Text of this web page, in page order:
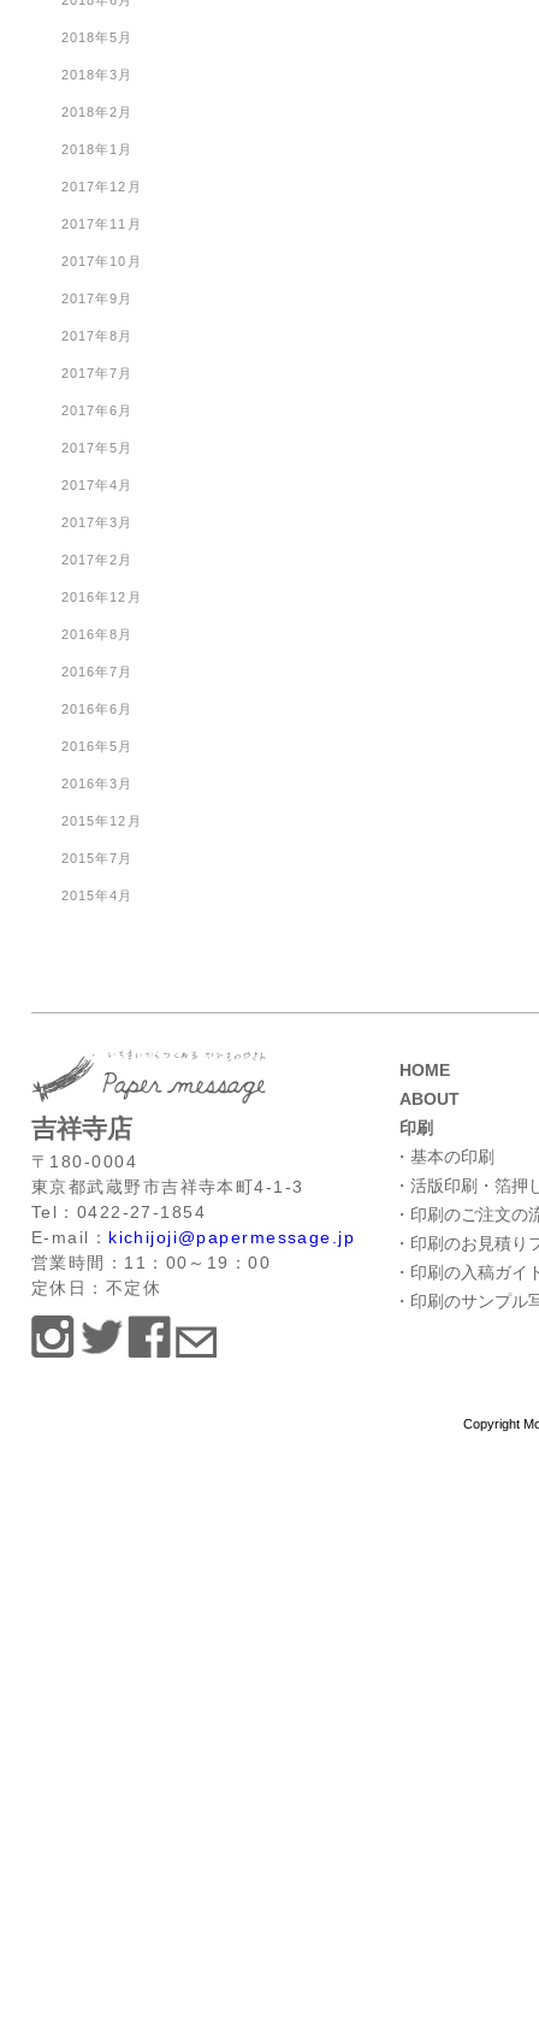
2018年5月
2018年3月
2018年2月
2018年1月
2017年12月
2017年11月
2017年10月
2017年9月
2017年8月
2017年7月
2017年6月
2017年5月
2017年4月
2017年3月
2017年2月
2016年12月
2016年8月
2016年7月
2016年6月
2016年5月
2016年3月
2015年12月
2015年7月
2015年4月
吉祥寺店
〒180-0004
東京都武蔵野市吉祥寺本町4-1-3
Tel：0422-27-1854
E-mail： kichijoji@papermessage.jp
営業時間：11：00～19：00
定休日：不定休
HOME
ABOUT
印刷
・基本の印刷
・活版印刷・箔押
・印刷のご注文の
・印刷のお見積り
・印刷の入稿ガイ
・印刷のサンプル
Copyright